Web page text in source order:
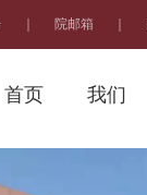
院邮箱
首页 我们